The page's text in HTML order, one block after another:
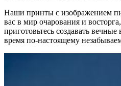
Наши принты с изображением
вас в мир очарования и
приготовьтесь создавать
время по-настоящему